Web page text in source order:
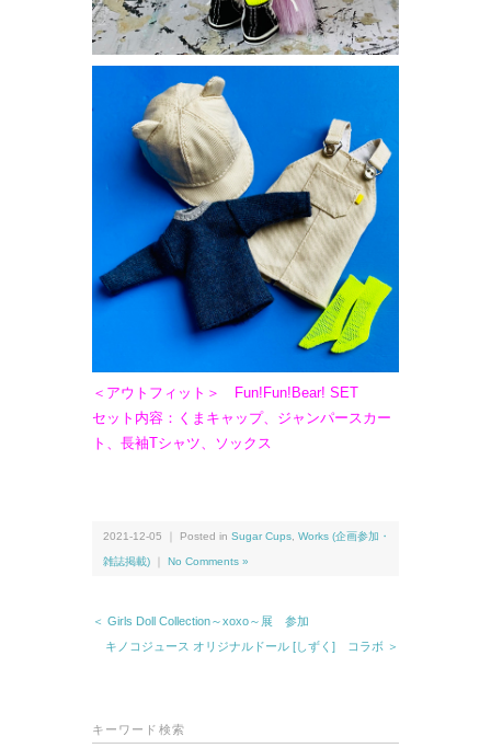
＜アウトフィット＞ Fun!Fun!Bear! SET
セット内容：くまキャップ、ジャンパースカー
ト、長袖Tシャツ、ソックス
2021-12-05 ｜ Posted in Sugar Cups Works (企画参加・
雑誌掲載) No Comments »
＜ Girls Doll Collection～xoxo～展 参加
キノコジュース オリジナルドール [しずく] コラボ ＞
キーワード検索